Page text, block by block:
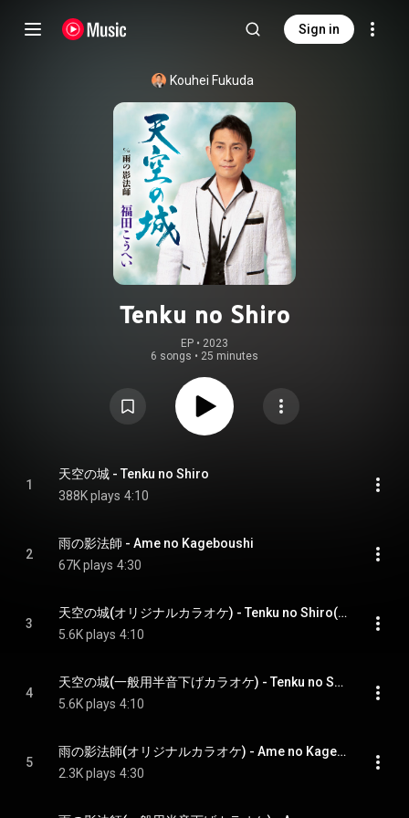
Sign in
Kouhei Fukuda
Tenku no Shiro
EP • 2023
6 songs • 25 minutes
1
天空の城 - Tenku no Shiro
388K plays 4:10
2
雨の影法師 - Ame no Kageboushi
67K plays 4:30
3
天空の城(オリジナルカラオケ) - Tenku no Shiro(Original Karaoke)
5.6K plays 4:10
4
天空の城(一般用半音下げカラオケ) - Tenku no Shiro(Ippanyou Hanonsage Karaoke)
5.6K plays 4:10
5
雨の影法師(オリジナルカラオケ) - Ame no Kageboushi(Original Karaoke)
2.3K plays 4:30